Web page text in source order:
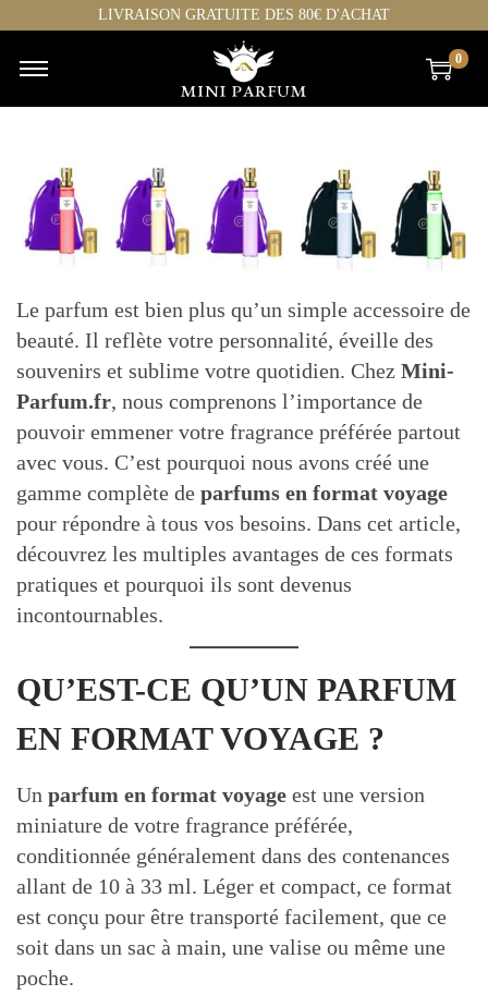
LIVRAISON GRATUITE DES 80€ D'ACHAT
0
Le parfum est bien plus qu’un simple accessoire de
beauté. Il reflète votre personnalité, éveille des
souvenirs et sublime votre quotidien. Chez Mini-
Parfum.fr, nous comprenons l’importance de
pouvoir emmener votre fragrance préférée partout
avec vous. C’est pourquoi nous avons créé une
gamme complète de parfums en format voyage
pour répondre à tous vos besoins. Dans cet article,
découvrez les multiples avantages de ces formats
pratiques et pourquoi ils sont devenus
incontournables.
QU’EST-CE QU’UN PARFUM
EN FORMAT VOYAGE ?
Un parfum en format voyage est une version
miniature de votre fragrance préférée,
conditionnée généralement dans des contenances
allant de 10 à 33 ml. Léger et compact, ce format
est conçu pour être transporté facilement, que ce
soit dans un sac à main, une valise ou même une
poche.